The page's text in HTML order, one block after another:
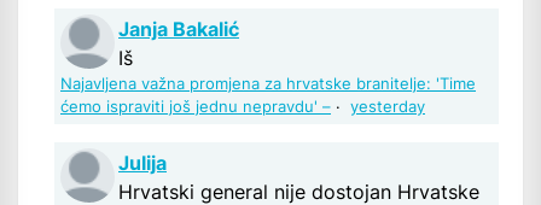
Janja Bakalić
Iš
Najavljena važna promjena za hrvatske branitelje: 'Time
ćemo ispraviti još jednu nepravdu' – · yesterday
Julija
Hrvatski general nije dostojan Hrvatske